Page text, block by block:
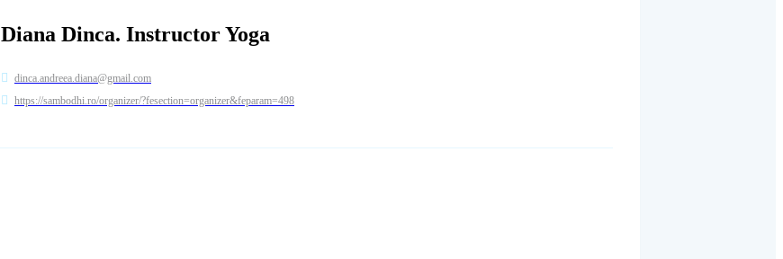
Diana Dinca. Instructor Yoga
dinca.andreea.diana@gmail.com
https://sambodhi.ro/organizer/?fesection=organizer&feparam=498